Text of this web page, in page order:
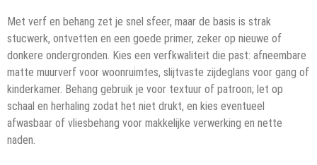
Met verf en behang zet je snel sfeer, maar de basis is strak
stucwerk, ontvetten en een goede primer, zeker op nieuwe of
donkere ondergronden. Kies een verfkwaliteit die past: afneembare
matte muurverf voor woonruimtes, slijtvaste zijdeglans voor gang of
kinderkamer. Behang gebruik je voor textuur of patroon; let op
schaal en herhaling zodat het niet drukt, en kies eventueel
afwasbaar of vliesbehang voor makkelijke verwerking en nette
naden.